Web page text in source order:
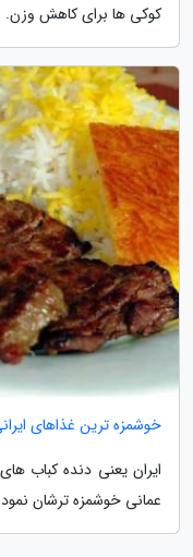
کوکی ها برای کاهش وزن.
خوشمزه ترین غذاهای
ایران یعنی دنده کباب
عمانی خوشمزه ترشان